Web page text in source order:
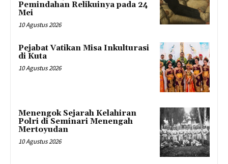
Pemindahan Relikuinya pada 24
Mei
10 Agustus 2026
Pejabat Vatikan Misa Inkulturasi
di Kuta
10 Agustus 2026
Menengok Sejarah Kelahiran
Polri di Seminari Menengah
Mertoyudan
10 Agustus 2026